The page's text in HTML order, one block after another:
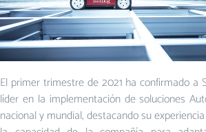
El primer trimestre de 2021 ha confirmado a
líder en la implementación de soluciones
nacional y mundial, destacando su